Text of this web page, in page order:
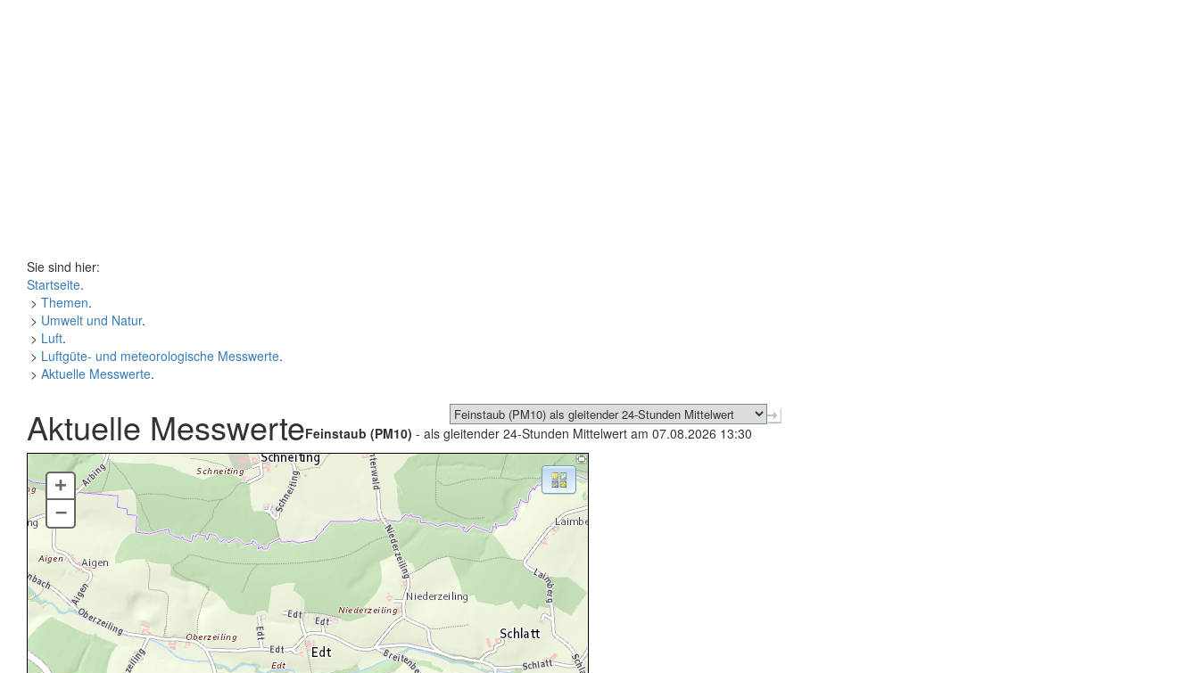
Sie sind hier:
Startseite.
> Themen.
> Umwelt und Natur.
> Luft.
> Luftgüte- und meteorologische Messwerte.
> Aktuelle Messwerte.
Aktuelle MesswerteFeinstaub (PM10) - als gleitender 24-Stunden Mittelwert am 07.08.2026 13:30
+
–